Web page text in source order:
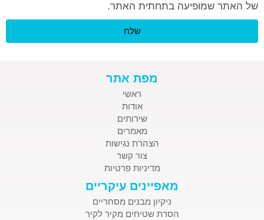
של האתר שמופיעה בתחתית האתר.
שלח
מפת אתר
ראשי
אודות
שירותים
מאמרים
הצהרת נגישות
צור קשר
מדיניות פרטיות
מאפיינים עיקריים
ניקיון מבנים מסחריים
הסרת שטיחים מקיר לקיר